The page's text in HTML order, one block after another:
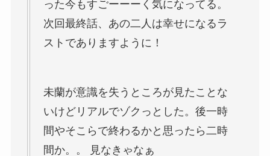
った今もすごーーーく気になってる。
次回最終話、あの二人は幸せになるラ
ストでありますように！
未蘭が意識を失うところが見たことな
いけどリアルでゾクっとした。後一時
間やそこらで終わるかと思ったら二時
間か。。 見なきゃなぁ